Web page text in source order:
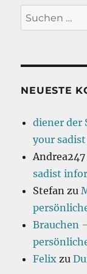
Suchen
nach:
NEUESTE
diener der
your
Andrea247
sadist
Stefan zu
Brauchen
Felix zu